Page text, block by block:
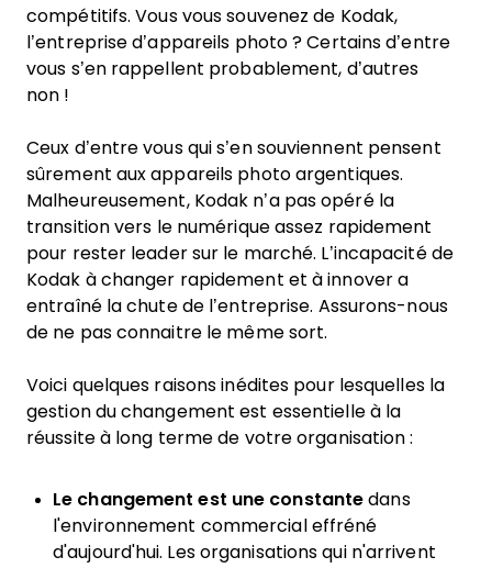
compétitifs. Vous vous souvenez de Kodak,
l’entreprise d’appareils photo ? Certains d’entre
vous s’en rappellent probablement, d’autres
non !
Ceux d’entre vous qui s’en souviennent pensent
sûrement aux appareils photo argentiques.
Malheureusement, Kodak n’a pas opéré la
transition vers le numérique assez rapidement
pour rester leader sur le marché. L’incapacité de
Kodak à changer rapidement et à innover a
entraîné la chute de l’entreprise. Assurons-nous
de ne pas connaitre le même sort.
Voici quelques raisons inédites pour lesquelles la
gestion du changement est essentielle à la
réussite à long terme de votre organisation :
Le changement est une constante dans
l'environnement commercial effréné
d'aujourd'hui. Les organisations qui n'arrivent